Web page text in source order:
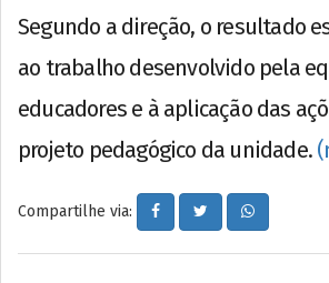
Segundo a direção, o resultado
ao trabalho desenvolvido pela
educadores e à aplicação das
projeto pedagógico da unidade.
Compartilhe via: